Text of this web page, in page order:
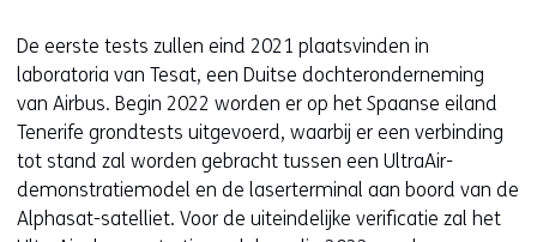
De eerste tests zullen eind 2021 plaatsvinden in
laboratoria van Tesat, een Duitse dochteronderneming
van Airbus. Begin 2022 worden er op het Spaanse eiland
Tenerife grondtests uitgevoerd, waarbij er een verbinding
tot stand zal worden gebracht tussen een UltraAir-
demonstratiemodel en de laserterminal aan boord van de
Alphasat-satelliet. Voor de uiteindelijke verificatie zal het